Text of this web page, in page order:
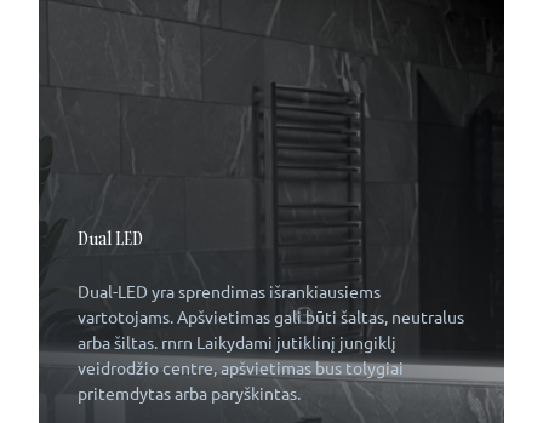
Dual LED
Dual-LED yra sprendimas išrankiausiems
vartotojams. Apšvietimas gali būti šaltas, neutralus
arba šiltas. rnrn Laikydami jutiklinį jungiklį
veidrodžio centre, apšvietimas bus tolygiai
pritemdytas arba paryškintas.